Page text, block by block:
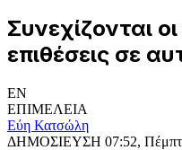
Συνεχίζονται
επιθέσεις σε
EN
ΕΠΙΜΕΛΕΙΑ
Εύη Κατσώλη
ΔΗΜΟΣΙΕΥΣΗ 07:52,